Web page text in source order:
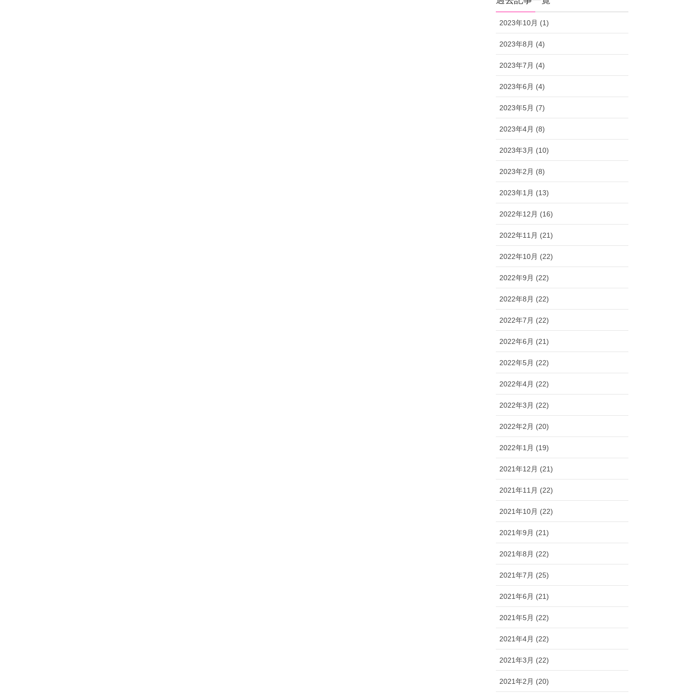
2023年10月 (1)
2023年8月 (4)
2023年7月 (4)
2023年6月 (4)
2023年5月 (7)
2023年4月 (8)
2023年3月 (10)
2023年2月 (8)
2023年1月 (13)
2022年12月 (16)
2022年11月 (21)
2022年10月 (22)
2022年9月 (22)
2022年8月 (22)
2022年7月 (22)
2022年6月 (21)
2022年5月 (22)
2022年4月 (22)
2022年3月 (22)
2022年2月 (20)
2022年1月 (19)
2021年12月 (21)
2021年11月 (22)
2021年10月 (22)
2021年9月 (21)
2021年8月 (22)
2021年7月 (25)
2021年6月 (21)
2021年5月 (22)
2021年4月 (22)
2021年3月 (22)
2021年2月 (20)